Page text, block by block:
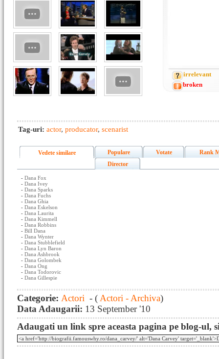
irrelevant
broken
Tag-uri: actor, producator, scenarist
Vedete similare Populare Votate
Rank
Director
- Dana Fox
- Dana Ivey
- Dana Sparks
- Dana Fuchs
- Dana Ghia
- Dana Eskelson
- Dana Laurita
- Dana Kimmell
- Dana Robbins
- Bill Dana
- Dana Wynter
- Dana Stubblefield
- Dana Lyn Baron
- Dana Ashbrook
- Dana Golombek
- Dana Ong
- Dana Todorovic
- Dana Gillespie
Categorie: Actori - ( Actori - Archiva)
Data Adaugarii: 13 September '10
Adaugati un link spre aceasta pagina pe blog-ul,